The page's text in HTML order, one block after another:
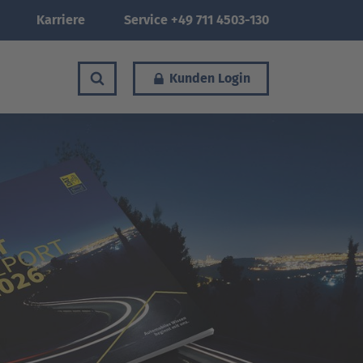
Karriere Service +49 711 4503-130
Kunden Login